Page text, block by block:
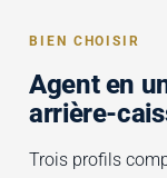
BIEN CHOISIR
Agent en
arrière-
Trois profils